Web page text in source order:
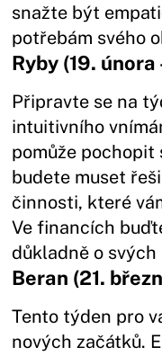
snažte být
potřebám svého
Ryby (19.
Připravte se na
intuitivního
pomůže
budete muset
činnosti, které
Ve financích
důkladně o
Beran (21.
Tento týden pro
nových začátků.